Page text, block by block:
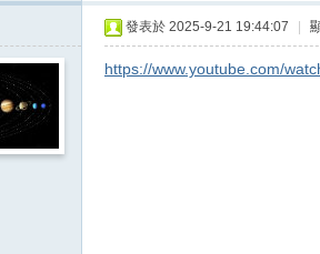
發表於 2025-9-21 19:44:07
https://www.youtube.com/